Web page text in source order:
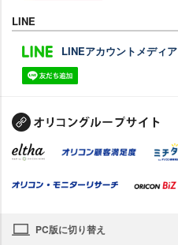
LINE
LINEアカウントメディア
PC版に切り替え